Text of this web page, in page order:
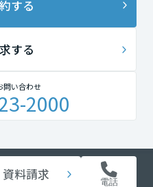
する
する
問い合わせ
2000
資料請求 電話